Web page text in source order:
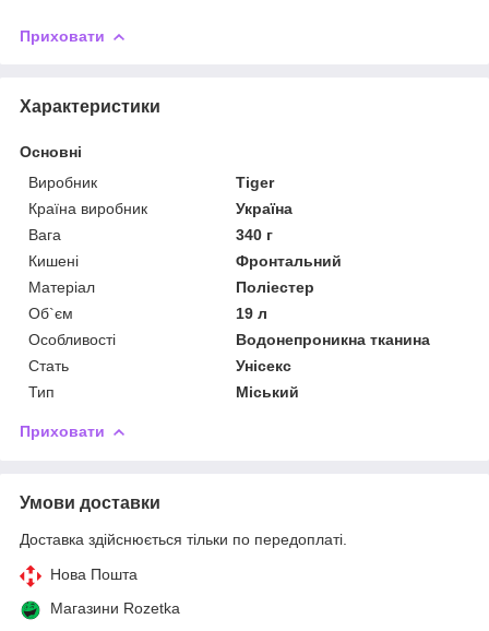
Приховати
Характеристики
Основні
Виробник
Tiger
Країна виробник
Україна
Вага
340 г
Кишені
Фронтальний
Матеріал
Поліестер
Об`єм
19 л
Особливості
Водонепроникна тканина
Стать
Унісекс
Тип
Міський
Приховати
Умови доставки
Доставка здійснюється тільки по передоплаті.
Нова Пошта
Магазини Rozetka